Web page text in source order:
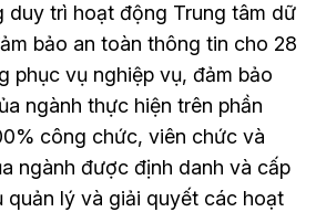
duy trì hoạt động Trung tâm dữ
bảo an toàn thông tin cho 28
phục vụ nghiệp vụ, đảm bảo
ngành thực hiện trên phần
công chức, viên chức và
ngành được định danh và cấp
quản lý và giải quyết các hoạt